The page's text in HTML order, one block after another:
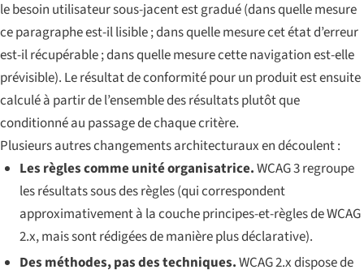
le besoin utilisateur sous-jacent est gradué (dans quelle mesure
ce paragraphe est-il lisible ; dans quelle mesure cet état d’erreur
est-il récupérable ; dans quelle mesure cette navigation est-elle
prévisible). Le résultat de conformité pour un produit est ensuite
calculé à partir de l’ensemble des résultats plutôt que
conditionné au passage de chaque critère.
Plusieurs autres changements architecturaux en découlent :
Les règles comme unité organisatrice.WCAG 3 regroupe
les résultats sous desrègles(qui correspondent
approximativement à la couche principes-et-règles de WCAG
2.x, mais sont rédigées de manière plus déclarative).
Des méthodes, pas des techniques.WCAG 2.x dispose de